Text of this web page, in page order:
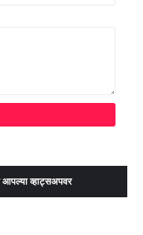
आपल्या व्हाट्सअपवर